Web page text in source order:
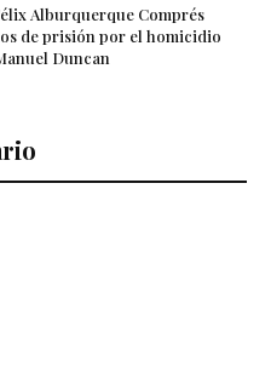
Alburquerque Comprés
de prisión por el homicidio
Duncan